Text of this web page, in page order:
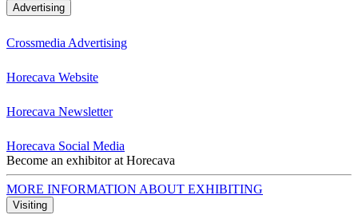
Advertising
Crossmedia Advertising
Horecava Website
Horecava Newsletter
Horecava Social Media
Become an exhibitor at Horecava
MORE INFORMATION ABOUT EXHIBITING
Visiting